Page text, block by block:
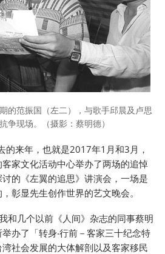
的范振国（左二），与歌手邱晨及卢思
争现场。（摄影：蔡明德）
的来年，也就是2017年1月和3月，
家文化活动中心举办了两场的追悼
的《左翼的追思》讲演会，一场是
彰显先生创作世界的艺文晚会。
和几个以前《人间》杂志的同事蔡明
办了「转身‧行前－客家三十纪念特
社会发展的大体解剖以及客家移民